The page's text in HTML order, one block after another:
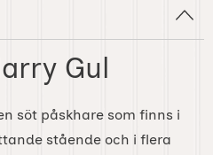
Gul
söt påskhare som finns i
stående och i flera